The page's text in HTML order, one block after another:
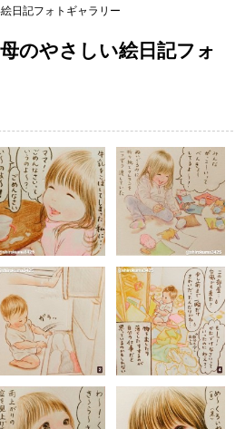
日記フォトギャラリー
のやさしい絵日記フォ